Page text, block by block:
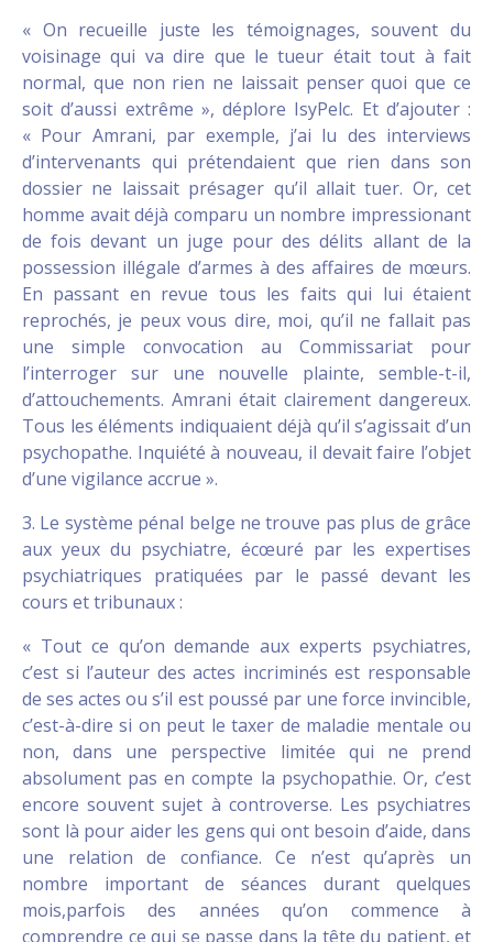
« On recueille juste les témoignages, souvent du
voisinage qui va dire que le tueur était tout à fait
normal, que non rien ne laissait penser quoi que ce
soit d’aussi extrême », déplore IsyPelc. Et d’ajouter :
« Pour Amrani, par exemple, j’ai lu des interviews
d’intervenants qui prétendaient que rien dans son
dossier ne laissait présager qu’il allait tuer. Or, cet
homme avait déjà comparu un nombre impressionant
de fois devant un juge pour des délits allant de la
possession illégale d’armes à des affaires de mœurs.
En passant en revue tous les faits qui lui étaient
reprochés, je peux vous dire, moi, qu’il ne fallait pas
une simple convocation au Commissariat pour
l’interroger sur une nouvelle plainte, semble-t-il,
d’attouchements. Amrani était clairement dangereux.
Tous les éléments indiquaient déjà qu’il s’agissait d’un
psychopathe. Inquiété à nouveau, il devait faire l’objet
d’une vigilance accrue ».
3. Le système pénal belge ne trouve pas plus de grâce
aux yeux du psychiatre, écœuré par les expertises
psychiatriques pratiquées par le passé devant les
cours et tribunaux :
« Tout ce qu’on demande aux experts psychiatres,
c’est si l’auteur des actes incriminés est responsable
de ses actes ou s’il est poussé par une force invincible,
c’est-à-dire si on peut le taxer de maladie mentale ou
non, dans une perspective limitée qui ne prend
absolument pas en compte la psychopathie. Or, c’est
encore souvent sujet à controverse. Les psychiatres
sont là pour aider les gens qui ont besoin d’aide, dans
une relation de confiance. Ce n’est qu’après un
nombre important de séances durant quelques
mois,parfois des années qu’on commence à
comprendre ce qui se passe dans la tête du patient, et